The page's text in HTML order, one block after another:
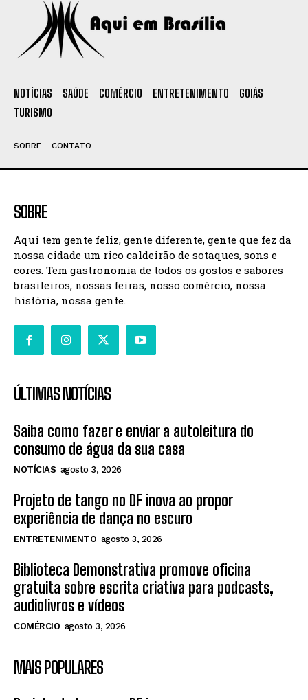
NOTÍCIAS SAÚDE COMÉRCIO ENTRETENIMENTO
GOIÁS
TURISMO
SOBRE CONTATO
SOBRE
Aqui tem gente feliz, gente diferente, gente que fez da
nossa cidade um rico caldeirão de sotaques, sons e
cores. Tem gastronomia de todos os gostos e sabores
brasileiros, nossas feiras, nosso comércio, nossa
história, nossa gente.
ÚLTIMAS NOTÍCIAS
Saiba como fazer e enviar a autoleitura do
consumo de água da sua casa
NOTÍCIAS agosto 3, 2026
Projeto de tango no DF inova ao propor
experiência de dança no escuro
ENTRETENIMENTO agosto 3, 2026
Biblioteca Demonstrativa promove oficina
gratuita sobre escrita criativa para podcasts,
audiolivros e vídeos
COMÉRCIO agosto 3, 2026
MAIS POPULARES